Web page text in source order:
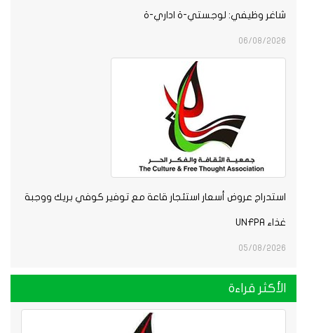
شاغر وظيفي: لوجستي-ة اداري-ة
06/08/2026
استدراج عروض أسعار استئجار قاعة مع توفير كوفي بريك ووجبة
غذاء UNFPA
05/08/2026
الأكثر قراءة